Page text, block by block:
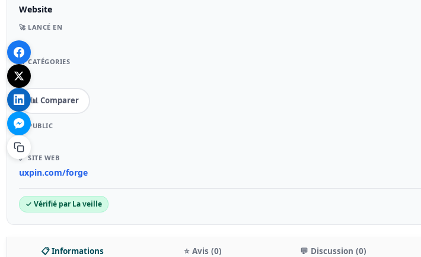
Website
🚀 LANCÉ EN
–
📁 CATÉGORIES
–
📊 Comparer
🎯 PUBLIC
–
🔗 SITE WEB
uxpin.com/forge
✓ Vérifié par La veille
📋 Informations ⭐ Avis (0) 💬 Discussion (0)